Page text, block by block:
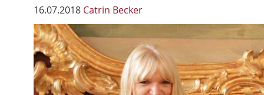
16.07.2018 Catrin Becker